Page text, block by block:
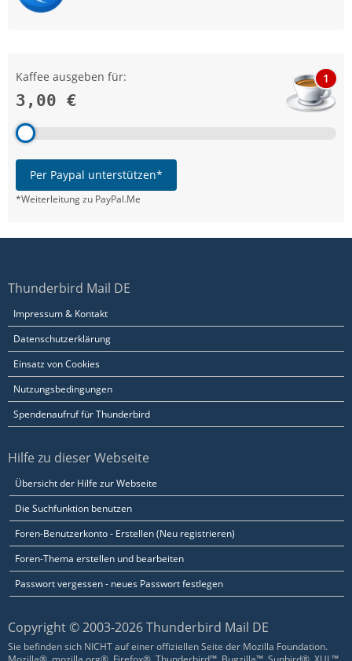
Kaffee ausgeben für:
3,00 €
1
Per Paypal unterstützen*
*Weiterleitung zu PayPal.Me
Thunderbird Mail DE
Impressum & Kontakt
Datenschutzerklärung
Einsatz von Cookies
Nutzungsbedingungen
Spendenaufruf für Thunderbird
Hilfe zu dieser Webseite
Übersicht der Hilfe zur Webseite
Die Suchfunktion benutzen
Foren-Benutzerkonto - Erstellen (Neu registrieren)
Foren-Thema erstellen und bearbeiten
Passwort vergessen - neues Passwort festlegen
Copyright © 2003-2026 Thunderbird Mail DE
Sie befinden sich NICHT auf einer offiziellen Seite der Mozilla Foundation.